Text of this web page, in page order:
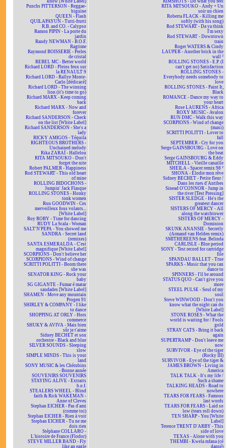
know [White Label]
Punchs PITTERSON - Reggae-
biguine
QUEEN - Flash
QUILAPAYUN - Tutti-frutti
R.B. and CO. - Calypso
Ramon PIPIN - La porte du
jardin
Randy NEWMAN - B.O.F.
Ragtime
Raymond BOISSERIE - Perles
de cristal
REBEL MC - Better world
Richard LORD - Pleins feux sur
la RENAULT 9
Richard LORD - Rallye Monte-
Carlo [dédicacé]
Richard LORD - The winning
lion (it's time to go)
Richard MARX - Keep coming
back
Richard MARX - Now and
forever
Richard SANDERSON - Check
on the list [White Label]
Richard SANDERSON - She's a
lady
RICKY AMIGOS - Téquila
RIGHTEOUS BROTHERS -
Unchained melody
Rika ZARAÏ - Hallelou
RITA MITSOUKO - Don't
forget the nite
Robert PALMER - Happiness
Rod STEWART - This old heart
of mine
ROLLING BIDOCHONS -
Jumpin' Jack Flasque
ROLLING STONES - Honky
tonk women
Ron GOODWIN - Ces
merveilleux fous volants...
[White Label]
Roy ROBY - Time for dancing
RUDY La Scala - Woman
SALT'N'PEPA - You showed me
SANDRA - Secret land
(remixes)
SANTA ESMERALDA - C'est
magnifique [White Label]
SCORPIONS - Don't believe her
SCORPIONS - Wind of change
SCRITTI POLITTI - Boom there
she was
SENATOR KING - Rock your
baby
SG GIGANTE - Fumar é matar
saudades [White Label]
SHAMEN - Move any mountain
Progen 91
SHIRLEY & COMPANY - I like
to dance
SHOPPING AT ORLY - Hors
commerce
SHUKY & AVIVA - Mais bien
sûr je t'aime
Sidney BECHET et son
orchestre - Black and blue
SILVER SOUNDS - Sleeping
slow
SIMPLE MINDS - This is your
land
SONY MUSIC & les Chérubins
- Bonne année
SOUVENIRS SOUVENIRS
STAYING ALIVE - Extraits
b.o.f.
STEALERS WHEEL - Blind
faith & Rick WAKEMAN -
Anne of Cleves
Stephan EICHER - Pas d'ami
(comme toi)
Stephan EICHER - Rien à voir
Stephan EICHER - Tu ne me
dois rien
Stéphane COLLARO -
L'histoire de France (Flodor)
STEVE MILLER BAND - Fly
like an eagle
RIMSHOTS - Do what you feel
RITA MITSOUKO - Andy + Un
soir un chien
Roberta FLACK - Killing me
softly (with his song)
Rod STEWART - Da ya think
I'm sexy
Rod STEWART - Downtown
train
Roger WATERS & Cindy
LAUPER - Another brick in the
wall ²
ROLLING STONES - E.P. (I
can't get no) Satisfaction
ROLLING STONES -
Everybody needs somebody to
love
ROLLING STONES - Paint It,
Black
ROMANCE - Dance my way to
your heart
Rose LAURENS - Africa
ROXY MUSIC - Avalon
RUN DMC - Walk this way
SCORPIONS - Wind of change
(maxi)
SCRITTI POLITTI - Lover to
fall
SEPTEMBER - Cry for you
Serge GAINSBOURG - Love on
the beat
Serge GAINSBOURG & Eddy
MITCHELL - Vieille canaille
SHEILA - Spacer remix 98 ²
SHONA - Elodie mon rêve
Sidney BECHET - Petite fleur /
Dans les rues d'Antibes
Sinead O'CONNOR - Jump in
the river [Test Pressing]
SISTER SLEDGE - He's the
greatest dancer
SISTERS OF MERCY - All
along the watchtower
SISTERS OF MERCY -
Dominion
SKUNK ANANSIE - Secretly
(Armand van Helden remix)
SMITHEREENS feat. Belinda
CARLISLE - Blue period
SONY - Test record for cartridge
file
SPANDAU BALLET - True
SPARKS - Music that you can
dance to
SPINNERS - I'll be around
STATUS QUO - Can't give you
more
STEEL PULSE - Soul of my
soul
Steve WINWOOD - Don't you
know what the night can do
[White Label]
STONE ROSES - What the
world is waiting for / Fools
gold
STRAY CATS - Bring it back
again
SUPERTRAMP - Don't leave me
now
SURVIVOR - Eye of the tiger
(Rocky III)
SURVIVOR - Eye of the tiger &
JAMES BROWN - Living in
America
TALK TALK - It's my life /
Such a shame
TALKING HEADS - Road to
nowhere
TEARS FOR FEARS - Famous
last words
TEARS FOR FEARS - Laid so
low (tears roll down)
TEN SHARP - You [White
Label]
Terence TRENT D'ARBY - This
side of love
TEXAS - Alone with you
THEMBI - Kwela mfana (cé
dansé)